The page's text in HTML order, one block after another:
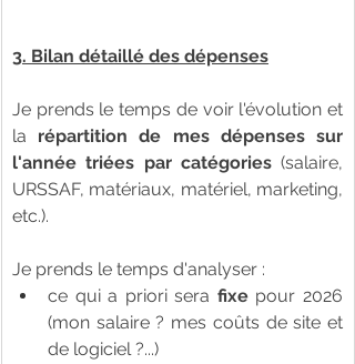
3. Bilan détaillé des dépenses
Je prends le temps de voir l'évolution et
la répartition de mes dépenses sur
l'année triées par catégories (salaire,
URSSAF, matériaux, matériel, marketing,
etc.).
Je prends le temps d'analyser :
ce qui a priori sera fixe pour 2026
(mon salaire ? mes coûts de site et
de logiciel ?...)